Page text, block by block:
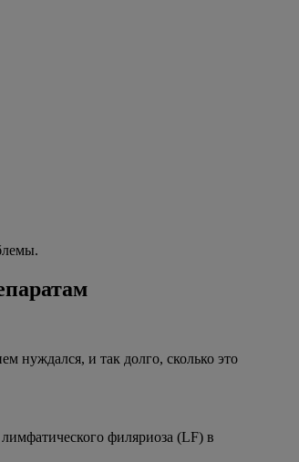
нуждался, и так долго, сколько это
филяриоза (LF) в